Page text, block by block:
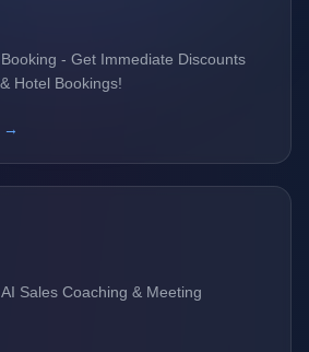
- Get Immediate Discounts
Hotel Bookings!
→
Sales Coaching & Meeting